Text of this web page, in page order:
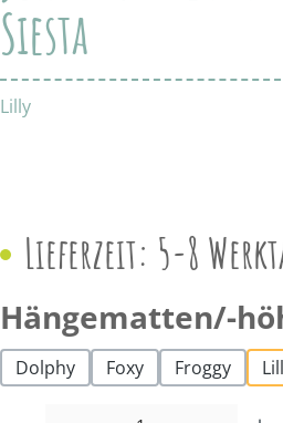
Siesta
Lilly
Lieferzeit: 5-8
Hängematten/-
Dolphy Foxy Froggy
Produkt Anzahl: Gib den